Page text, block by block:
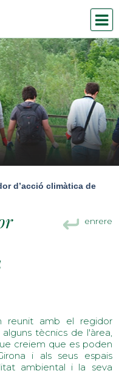
d’acció climàtica de
enrere
reunit amb el regidor
tècnics de l'àrea,
creiem que es poden
i als seus espais
ambiental i la seva